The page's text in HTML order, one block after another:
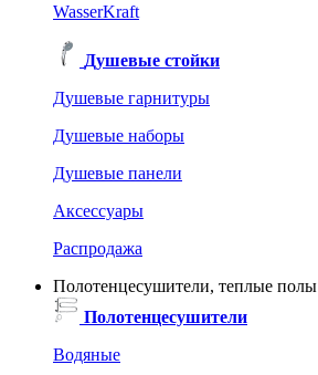
WasserKraft
Душевые стойки
Душевые гарнитуры
Душевые наборы
Душевые панели
Аксессуары
Распродажа
Полотенцесушители, теплые полы
Полотенцесушители
Водяные